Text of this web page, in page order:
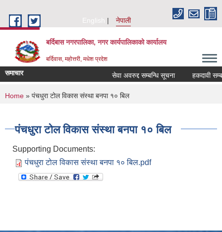
English
नेपाली
बर्दिबास नगरपालिका, नगर कार्यपालिकाको कार्यालय
बर्दिवास, महोत्तरी, मधेश प्रदेश
समाचार सेवा अवरुद्द सम्बन्धि सूचना हकदावी
You are here
Home » पंचधुरा टोल विकास संस्था बनपा १० बिल
पंचधुरा टोल विकास संस्था बनपा १० बिल
Supporting Documents:
पंचधुरा टोल विकास संस्था बनपा १० बिल.pdf